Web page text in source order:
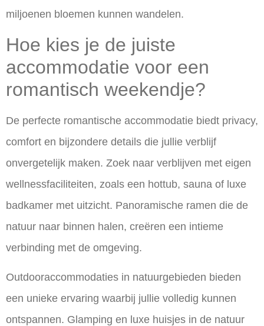
miljoenen bloemen kunnen wandelen.
Hoe kies je de juiste
accommodatie voor een
romantisch weekendje?
De perfecte romantische accommodatie biedt privacy,
comfort en bijzondere details die jullie verblijf
onvergetelijk maken. Zoek naar verblijven met eigen
wellnessfaciliteiten, zoals een hottub, sauna of luxe
badkamer met uitzicht. Panoramische ramen die de
natuur naar binnen halen, creëren een intieme
verbinding met de omgeving.
Outdooraccommodaties in natuurgebieden bieden
een unieke ervaring waarbij jullie volledig kunnen
ontspannen. Glamping en luxe huisjes in de natuur